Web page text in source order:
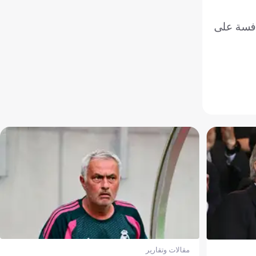
على
مقالات وتقارير